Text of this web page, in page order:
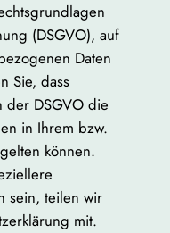
(DSGVO), auf
Daten
Sie, dass
der DSGVO die
in Ihrem bzw.
können.
sein, teilen wir
mit.